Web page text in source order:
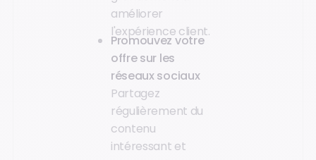
améliorer
l'expérience client.
Promouvez votre
offre sur les
réseaux sociaux
Partagez
régulièrement du
contenu
intéressant et